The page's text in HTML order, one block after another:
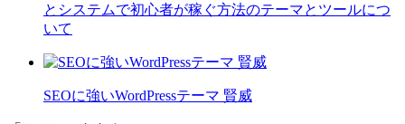
とシステムで初心者が稼ぐ方法のテーマとツールにつ
いて
SEOに強いWordPressテーマ 賢威